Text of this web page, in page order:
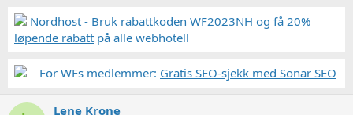
å
d
s
a
e
r
t
a
Nordhost - Bruk rabattkoden WF2023NH og få 20%
løpende rabatt på alle webhotell
For WFs medlemmer: Gratis SEO-sjekk med Sonar SEO
Lene Krone